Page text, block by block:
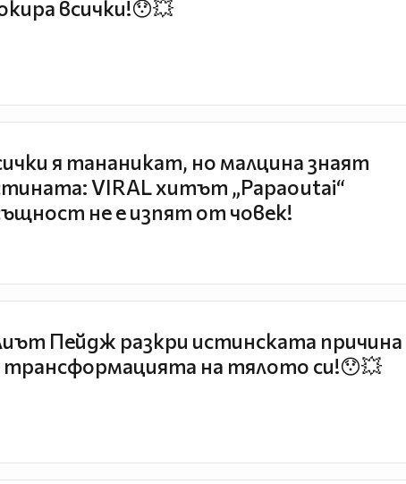
всички!😯💥
я тананикат, но малцина знаят
VIRAL хитът „Papaoutai“
не е изпят от човек!
Пейдж разкри истинската причина
трансформацията на тялото си!😯💥